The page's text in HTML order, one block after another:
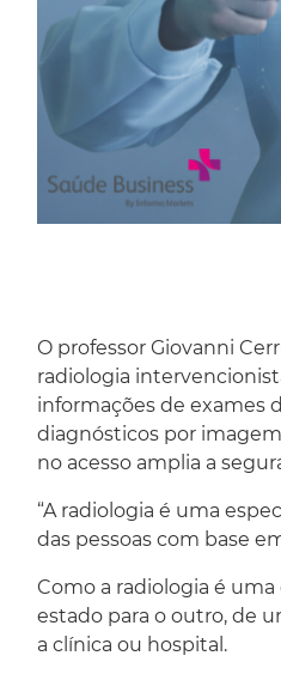
O professor Giovanni
radiologia
informações de exames
diagnósticos por
no acesso amplia a
“A radiologia é uma
das pessoas com base
Como a radiologia é
estado para o outro, de
a clínica ou hospital.